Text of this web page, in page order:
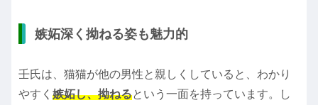
嫉妬深く拗ねる姿も魅力的
壬氏は、猫猫が他の男性と親しくしていると、わかり
やすく 嫉妬し、拗ねるという一面を持っています。し